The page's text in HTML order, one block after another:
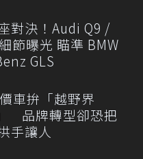
對決！Audi Q9 /
節曝光 瞄準 BMW
GLS
車拚「越野界
品牌轉型卻恐把
手讓人